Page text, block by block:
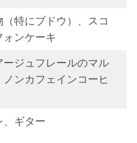
（特にブドウ）、スコ
ォンケーキ
ージュフレールのマル
ノンカフェインコーヒ
、ギター